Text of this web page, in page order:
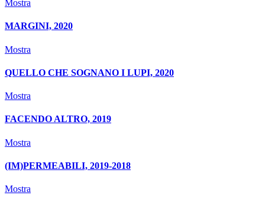
Mostra
MARGINI, 2020
Mostra
QUELLO CHE SOGNANO I LUPI, 2020
Mostra
FACENDO ALTRO, 2019
Mostra
(IM)PERMEABILI, 2019-2018
Mostra